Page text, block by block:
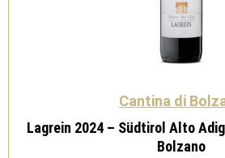
Cantina di
Lagrein 2024 – Südtirol Alto
Bolzano